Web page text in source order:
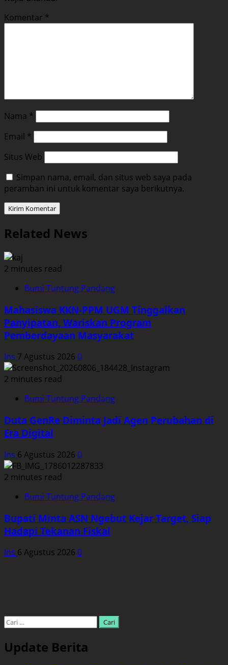
Komentar *
Nama *
Email *
Situs Web
Simpan nama, email, dan situs web saya pada
peramban ini untuk komentar saya berikutnya.
Related News
2 minutes read
Bumi Tuntung Pandang
Mahasiswa KKN-PPM UGM Tinggalkan
Panyipatan, Wariskan Program
Pemberdayaan Masyarakat
Ins 7 Agustus 2026 0
2 minutes read
Bumi Tuntung Pandang
Duta GenRe Diminta Jadi Agen Perubahan di
Era Digital
Ins 6 Agustus 2026 0
2 minutes read
Bumi Tuntung Pandang
Bupati Minta ASN Ngebut Kejar Target, Siap
Hadapi Tekanan Fiskal
Ins 6 Agustus 2026 0
Cari
Update Berita